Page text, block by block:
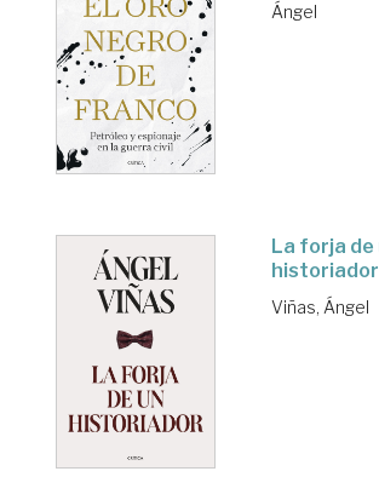
Ángel
La forja de
historiador
Viñas, Ángel